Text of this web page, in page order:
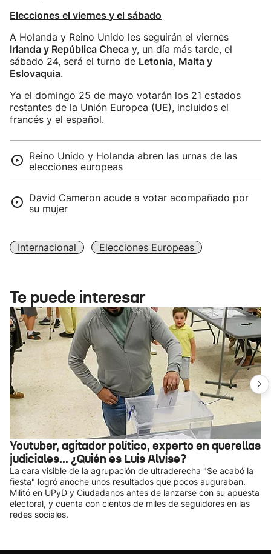
Elecciones el viernes y el sábado
A Holanda y Reino Unido les seguirán el viernes
Irlanda y República Checa y, un día más tarde, el
sábado 24, será el turno de Letonia, Malta y
Eslovaquia.
Ya el domingo 25 de mayo votarán los 21 estados
restantes de la Unión Europea (UE), incluidos el
francés y el español.
Reino Unido y Holanda abren las urnas de las
elecciones europeas
David Cameron acude a votar acompañado por
su mujer
Internacional Elecciones Europeas
Te puede interesar
Youtuber, agitador político, experto en querellas
judiciales... ¿Quién es Luis Alvise?
La cara visible de la agrupación de ultraderecha "Se acabó la
fiesta" logró anoche unos resultados que pocos auguraban.
Militó en UPyD y Ciudadanos antes de lanzarse con su apuesta
electoral, y cuenta con cientos de miles de seguidores en las
redes sociales.